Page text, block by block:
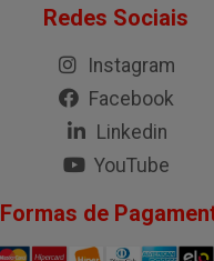
Redes Sociais
Instagram
Facebook
Linkedin
YouTube
Formas de